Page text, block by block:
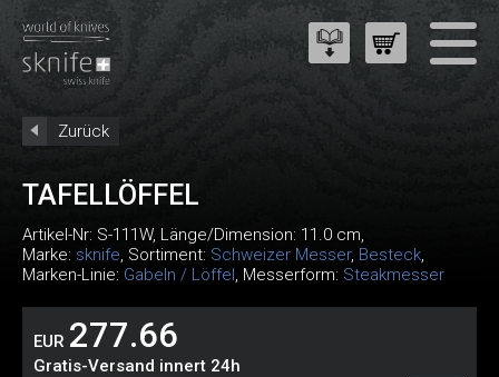
Zurück
TAFELLÖFFEL
Artikel-Nr: S-111W, Länge/Dimension: 11.0 cm,
Marke: sknife, Sortiment: Schweizer Messer, Besteck,
Marken-Linie: Gabeln / Löffel, Messerform: Steakmesser
EUR 277.66
Gratis-Versand innert 24h